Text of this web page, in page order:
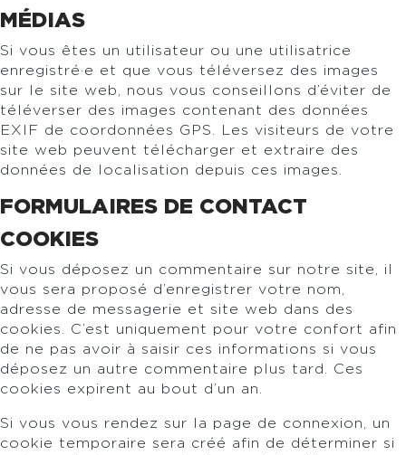
MÉDIAS
Si vous êtes un utilisateur ou une utilisatrice
enregistré·e et que vous téléversez des images
sur le site web, nous vous conseillons d’éviter de
téléverser des images contenant des données
EXIF de coordonnées GPS. Les visiteurs de votre
site web peuvent télécharger et extraire des
données de localisation depuis ces images.
FORMULAIRES DE CONTACT
COOKIES
Si vous déposez un commentaire sur notre site, il
vous sera proposé d’enregistrer votre nom,
adresse de messagerie et site web dans des
cookies. C’est uniquement pour votre confort afin
de ne pas avoir à saisir ces informations si vous
déposez un autre commentaire plus tard. Ces
cookies expirent au bout d’un an.
Si vous vous rendez sur la page de connexion, un
cookie temporaire sera créé afin de déterminer si